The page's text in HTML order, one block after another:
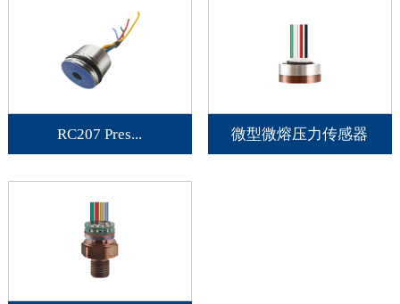
RC207 Pres... 微型微熔压力传感器